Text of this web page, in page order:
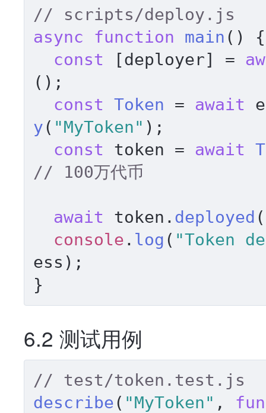
// scripts/deploy.js
async
function main ( ) {
const [deployer] =
();
const
Token = await
y( "MyToken" );
const token = await
// 100万代币
await token. deployed
console . log ( "Token
ess );
6.2 测试用例
// test/token.test.js
describe( "MyToken" ,